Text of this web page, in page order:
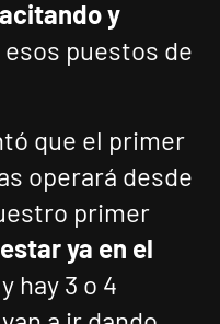
y
puestos de
que el primer
operará desde
primer
ya en el
y hay 3 o 4